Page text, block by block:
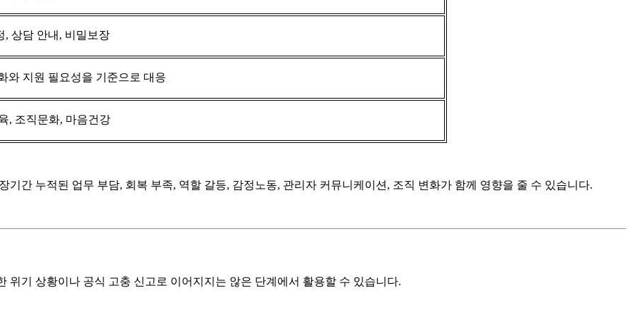
, 상담 안내, 비밀보장
와 지원 필요성을 기준으로 대응
, 조직문화, 마음건강
간 누적된 업무 부담, 회복 부족, 역할 갈등, 감정노동, 관리자 커뮤니케이션, 조직 변화가 함께 영향을 줄 수 있습니다.
위기 상황이나 공식 고충 신고로 이어지지는 않은 단계에서 활용할 수 있습니다.